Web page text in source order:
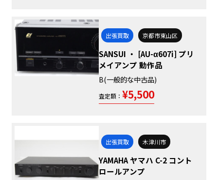
出張買取 京都市東山区
SANSUI ・ [AU-α607i] プリ
メイアンプ 動作品
B(一般的な中古品)
査定額： ¥5,500
出張買取 木津川市
YAMAHA ヤマハ C-2 コント
ロールアンプ